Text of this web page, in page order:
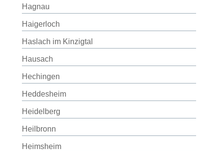
Hagnau
Haigerloch
Haslach im Kinzigtal
Hausach
Hechingen
Heddesheim
Heidelberg
Heilbronn
Heimsheim